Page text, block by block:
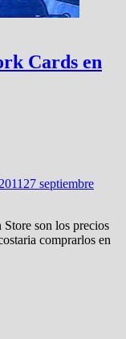
Cards en
27 septiembre
Store son los precios
comprarlos en